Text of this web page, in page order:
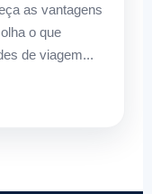
as vantagens
o que
de viagem...